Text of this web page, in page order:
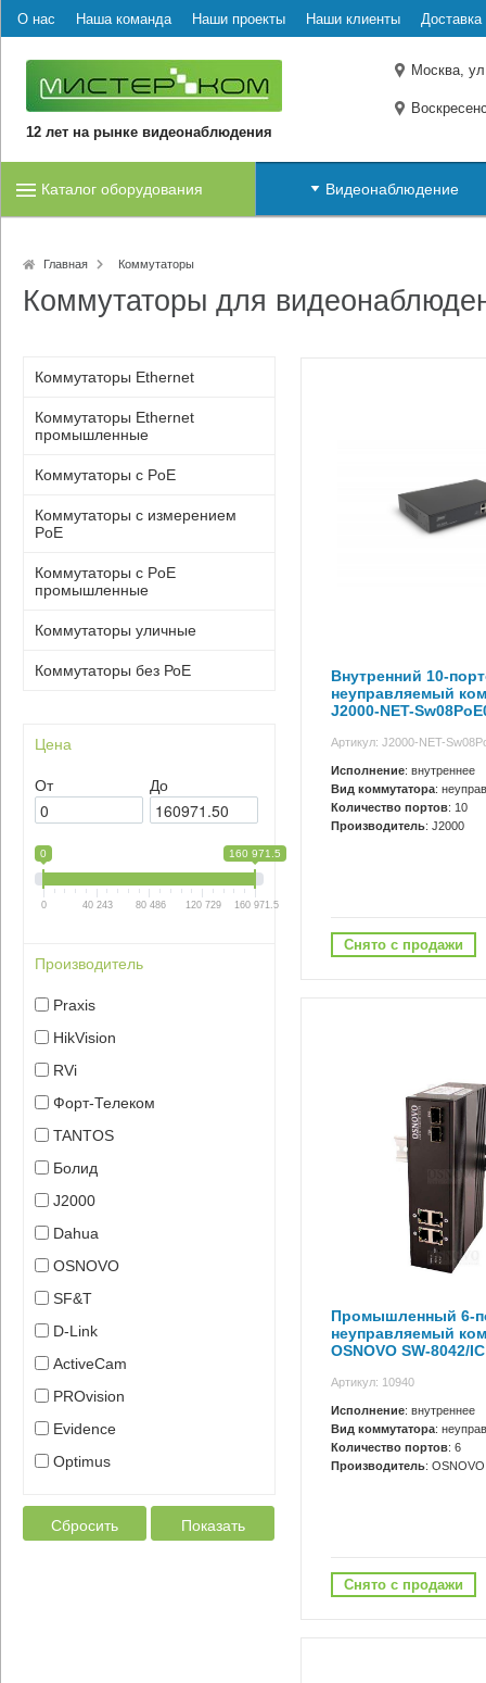
О нас Наша команда Наши проекты Наши клиенты Доставка
12 лет на рынке видеонаблюдения
Москва,
Каталог оборудования Видеонаблюдение
Главная Коммутаторы
Коммутаторы для
Коммутаторы Ethernet
Коммутаторы Ethernet
промышленные
Коммутаторы с PoE
Коммутаторы с измерением
PoE
Коммутаторы с PoE
промышленные
Коммутаторы уличные
Коммутаторы без РоЕ
Цена
От До
0 160 971.5
0 40 243 80 486 120 729 160 971.5
Производитель
Praxis
HikVision
RVi
Форт-Телеком
TANTOS
Болид
J2000
Dahua
OSNOVO
SF&T
D-Link
ActiveCam
PROvision
Evidence
Optimus
Сбросить Показать
Внутренний 10-
неуправляемый
J2000-NET-
Артикул: J2000-NET-
Исполнение: внутреннее
Вид коммутатора:
Количество портов: 10
Производитель: J2000
Снято с продажи
Промышленный 6-
неуправляемый
OSNOVO SW-8042/IC
Артикул: 10940
Исполнение: внутреннее
Вид коммутатора:
Количество портов: 6
Производитель: OSNOVO
Снято с продажи